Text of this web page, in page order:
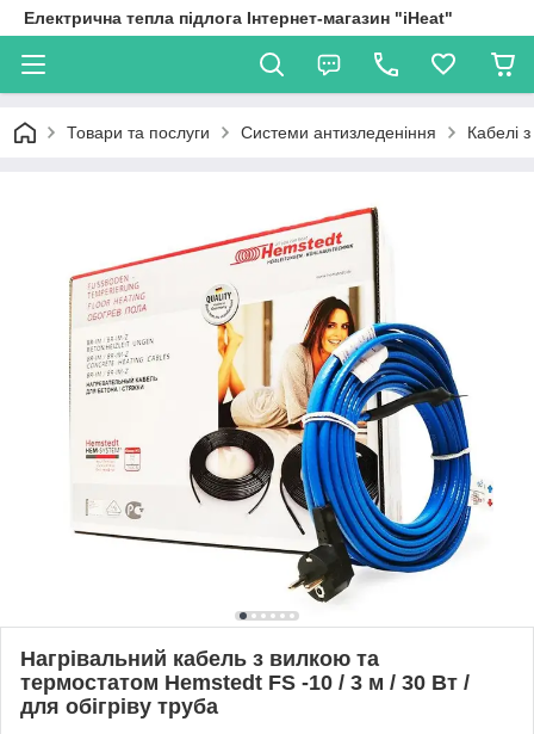
Електрична тепла підлога Інтернет-магазин "iHeat"
Товари та послуги Системи антизледеніння Кабелі
Нагрівальний кабель з вилкою та
термостатом Hemstedt FS -10 / 3 м / 30 Вт /
для обігріву труба